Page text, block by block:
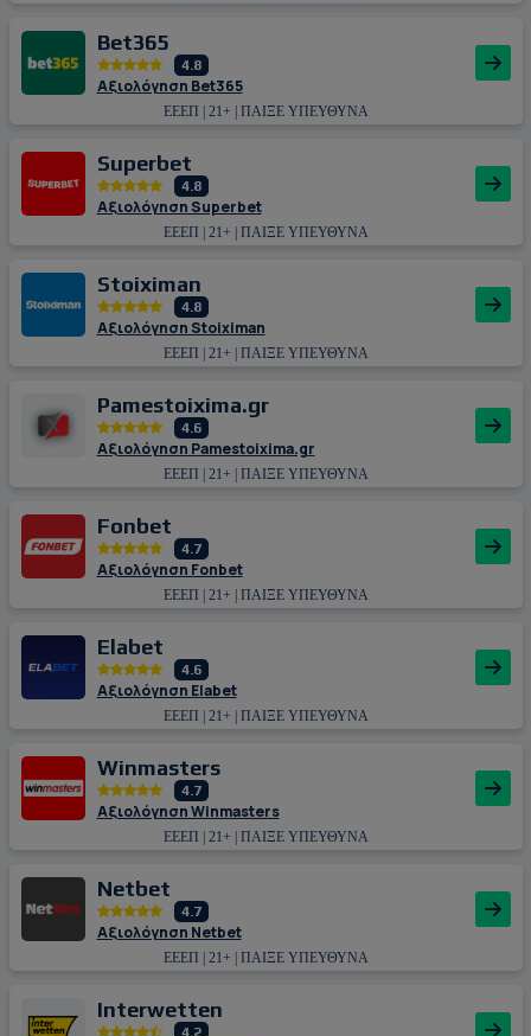
Bet365
4.8
Αξιολόγηση Bet365
ΕΕΕΠ | 21+ | ΠΑΙΞΕ ΥΠΕΥΘΥΝΑ
Superbet
4.8
Αξιολόγηση Superbet
ΕΕΕΠ | 21+ | ΠΑΙΞΕ ΥΠΕΥΘΥΝΑ
Stoiximan
4.8
Αξιολόγηση Stoiximan
ΕΕΕΠ | 21+ | ΠΑΙΞΕ ΥΠΕΥΘΥΝΑ
Pamestoixima.gr
4.6
Αξιολόγηση Pamestoixima.gr
ΕΕΕΠ | 21+ | ΠΑΙΞΕ ΥΠΕΥΘΥΝΑ
Fonbet
4.7
Αξιολόγηση Fonbet
ΕΕΕΠ | 21+ | ΠΑΙΞΕ ΥΠΕΥΘΥΝΑ
Εlabet
4.6
Αξιολόγηση Εlabet
ΕΕΕΠ | 21+ | ΠΑΙΞΕ ΥΠΕΥΘΥΝΑ
Winmasters
4.7
Αξιολόγηση Winmasters
ΕΕΕΠ | 21+ | ΠΑΙΞΕ ΥΠΕΥΘΥΝΑ
Netbet
4.7
Αξιολόγηση Netbet
ΕΕΕΠ | 21+ | ΠΑΙΞΕ ΥΠΕΥΘΥΝΑ
Interwetten
4.2